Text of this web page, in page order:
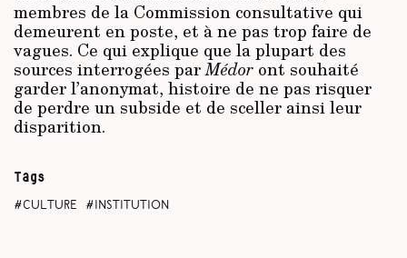
membres de la Commission consultative qui
demeurent en poste, et à ne pas trop faire de
vagues. Ce qui explique que la plupart des
sources interrogées parMédor ont souhaité
garder l’anonymat, histoire de ne pas risquer
de perdre un subside et de sceller ainsi leur
disparition.
Tags
culture institution